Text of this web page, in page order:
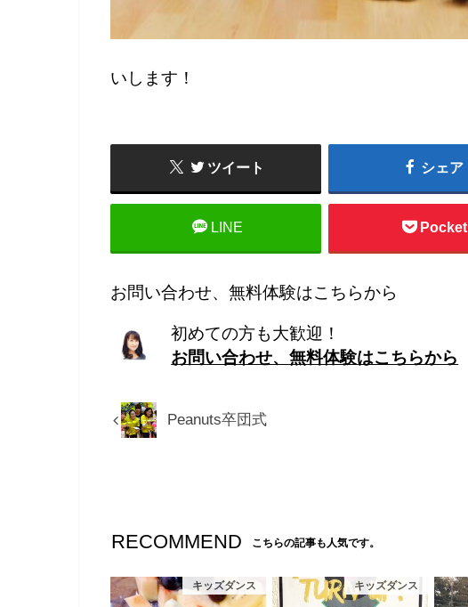
いします！
ツイート シェア
LINE Pocket
お問い合わせ、無料体験はこちらから
初めての方も大歓迎！
お問い合わせ、無料体験はこちらから
Peanuts卒団式
RECOMMEND こちらの記事も人気です。
キッズダンス キッズダンス